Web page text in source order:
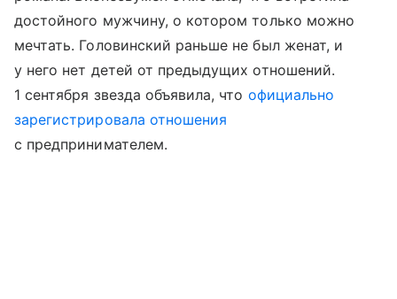
достойного мужчину, о котором только можно
мечтать. Головинский раньше не был женат, и
у него нет детей от предыдущих отношений.
1 сентября звезда объявила, что официально
зарегистрировала отношения
с предпринимателем.